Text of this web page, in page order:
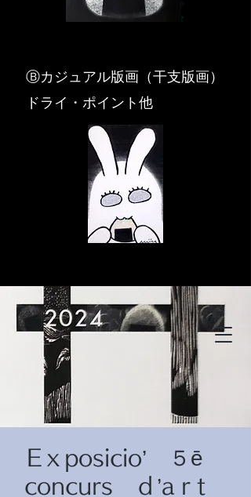
​Ⓑカジュアル版画（干支版画）
ドライ・ポイント他
© Copyright
© Copyright
Eｘposicio’ ５ē
concurs ｄ’aｒt